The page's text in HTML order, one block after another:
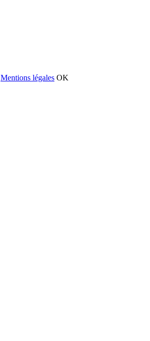
Mentions légales OK